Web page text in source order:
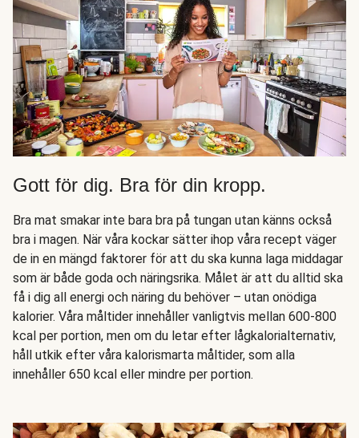
Gott för dig. Bra för din kropp.
Bra mat smakar inte bara bra på tungan utan känns också
bra i magen. När våra kockar sätter ihop våra recept väger
de in en mängd faktorer för att du ska kunna laga middagar
som är både goda och näringsrika. Målet är att du alltid ska
få i dig all energi och näring du behöver – utan onödiga
kalorier. Våra måltider innehåller vanligtvis mellan 600-800
kcal per portion, men om du letar efter lågkalorialternativ,
håll utkik efter våra kalorismarta måltider, som alla
innehåller 650 kcal eller mindre per portion.